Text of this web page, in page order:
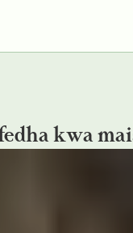
kwa